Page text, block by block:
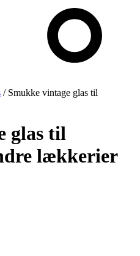
/ Smukke vintage glas til
glas til
lækkerier